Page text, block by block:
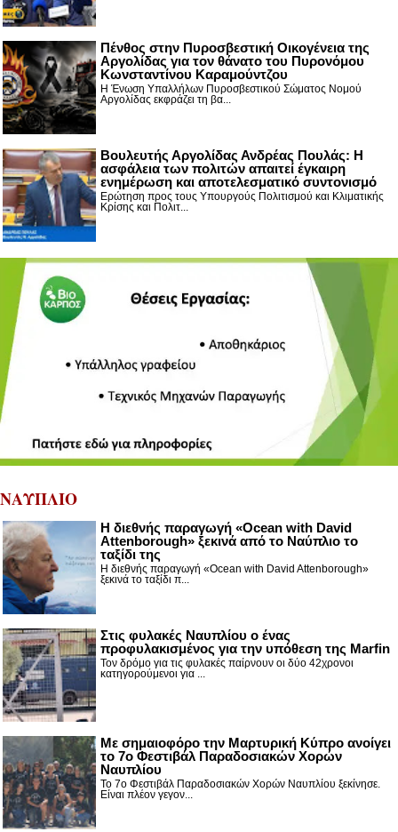
Πένθος στην Πυροσβεστική Οικογένεια της
Αργολίδας για τον θάνατο του Πυρονόμου
Κωνσταντίνου Καραμούντζου
Η Ένωση Υπαλλήλων Πυροσβεστικού Σώματος Νομού
Αργολίδας εκφράζει τη βα...
Βουλευτής Αργολίδας Ανδρέας Πουλάς: Η
ασφάλεια των πολιτών απαιτεί έγκαιρη
ενημέρωση και αποτελεσματικό συντονισμό
Ερώτηση προς τους Υπουργούς Πολιτισμού και Κλιματικής
Κρίσης και Πολιτ...
ΝΑΥΠΛΙΟ
Η διεθνής παραγωγή «Ocean with David
Attenborough» ξεκινά από το Ναύπλιο το
ταξίδι της
Η διεθνής παραγωγή «Ocean with David Attenborough»
ξεκινά το ταξίδι π...
Στις φυλακές Ναυπλίου ο ένας
προφυλακισμένος για την υπόθεση της Marfin
Τον δρόμο για τις φυλακές παίρνουν οι δύο 42χρονοι
κατηγορούμενοι για ...
Με σημαιοφόρο την Μαρτυρική Κύπρο ανοίγει
το 7ο Φεστιβάλ Παραδοσιακών Χορών
Ναυπλίου
Το 7ο Φεστιβάλ Παραδοσιακών Χορών Ναυπλίου ξεκίνησε.
Είναι πλέον γεγον...